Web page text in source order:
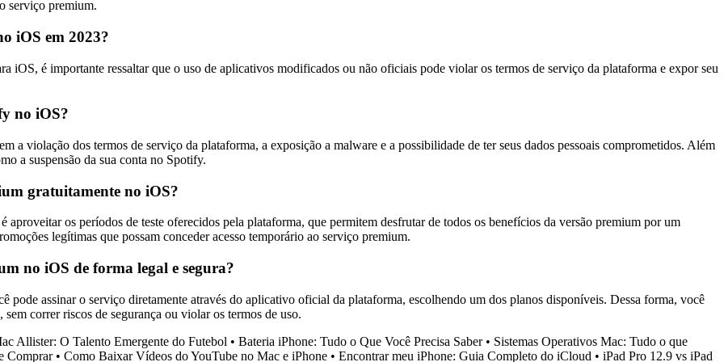
serviço premium.
iOS em 2023?
iOS, é importante ressaltar que o uso de aplicativos modificados ou não oficiais pode violar os termos de serviço da plataforma e expor seu
no iOS?
a violação dos termos de serviço da plataforma, a exposição a malware e a possibilidade de ter seus dados pessoais comprometidos. Além
a suspensão da sua conta no Spotify.
gratuitamente no iOS?
os períodos de teste oferecidos pela plataforma, que permitem desfrutar de todos os benefícios da versão premium por um
legítimas que possam conceder acesso temporário ao serviço premium.
no iOS de forma legal e segura?
pode assinar o serviço diretamente através do aplicativo oficial da plataforma, escolhendo um dos planos disponíveis. Dessa forma, você
correr riscos de segurança ou violar os termos de uso.
Allister: O Talento Emergente do Futebol • Bateria iPhone: Tudo o Que Você Precisa Saber• Sistemas Operativos Mac: Tudo o que
Comprar• Como Baixar Vídeos do YouTube no Mac e iPhone • Encontrar meu iPhone: Guia Completo do iCloud • iPad Pro 12.9 vs iPad